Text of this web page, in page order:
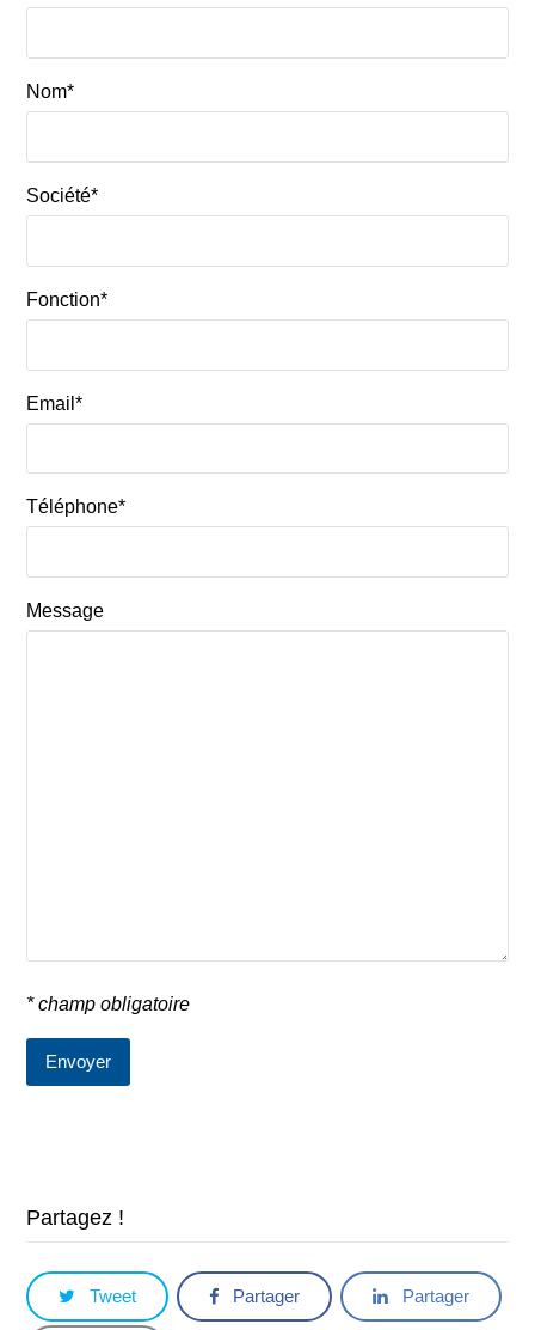
Nom*
Société*
Fonction*
Email*
Téléphone*
Message
* champ obligatoire
Partagez !
Tweet Partager Partager